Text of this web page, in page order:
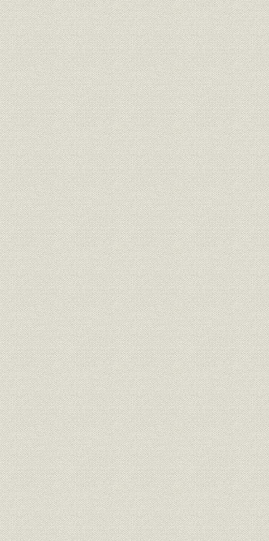
訓示 安全宣言 昭和48年
環境保全 環境保全に関する共同声明 昭和49年5
環境保全 環境憲章
定款 原始定款 明治四〇
定款 現行定款
組織 現行組織図 平成19年4
役員 現行役員
経営者 歴代社長
経営者 歴代社長